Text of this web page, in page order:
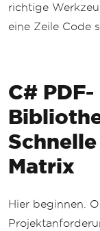
richtige
eine Zeile Code
C# PDF-
Matrix
Hier beginnen.